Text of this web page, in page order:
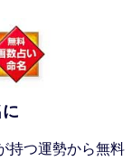
持つ運勢から無料